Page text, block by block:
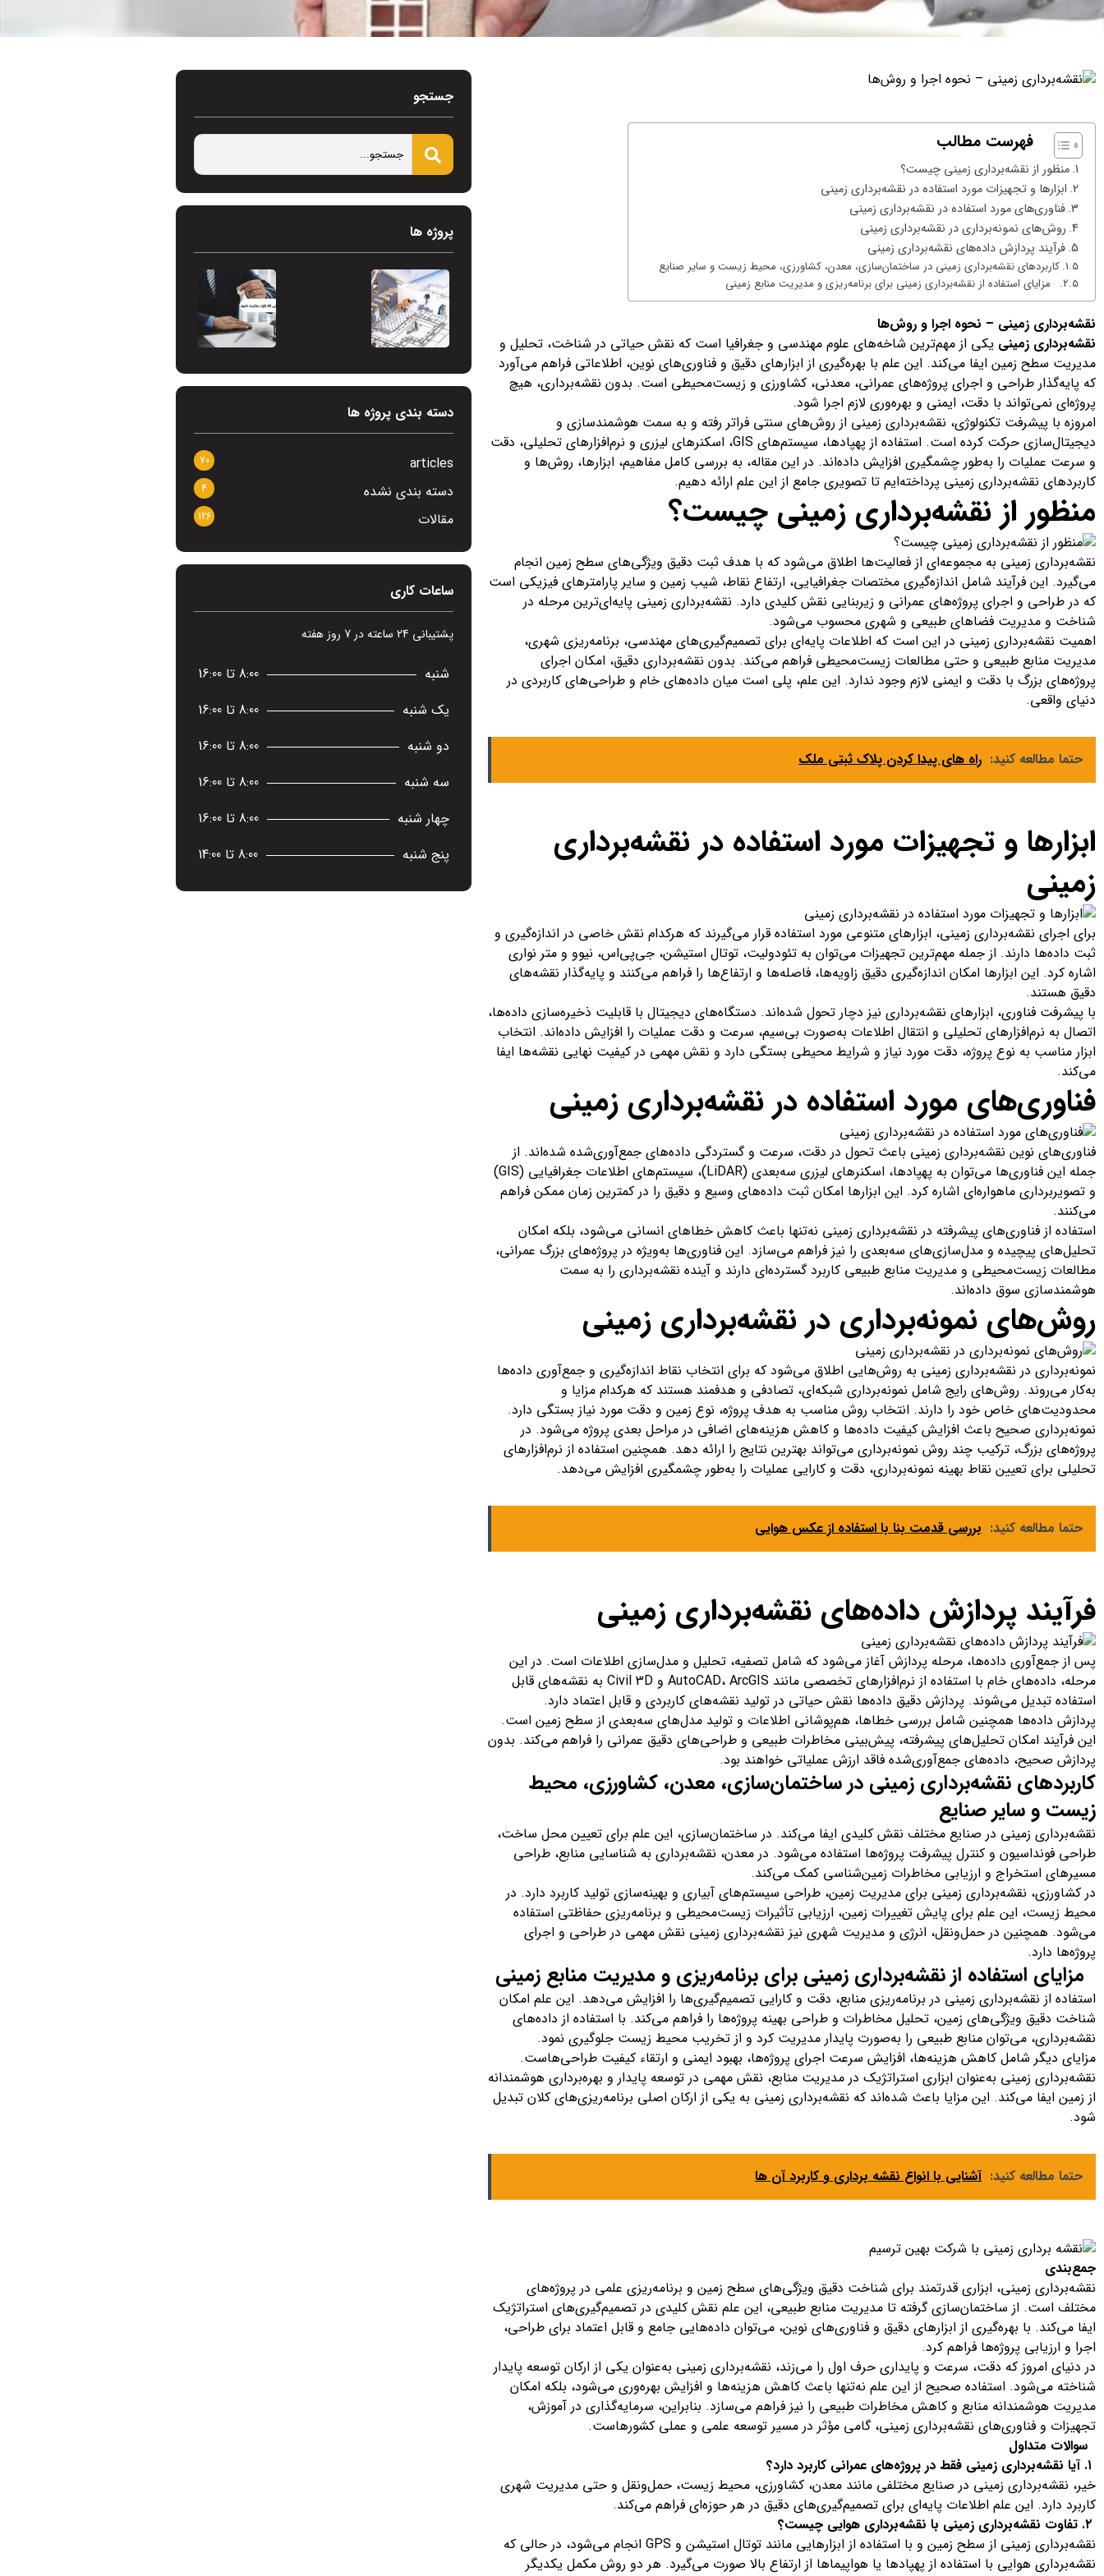
فهرست مطالب
منظور از نقشه‌برداری زمینی چیست؟
ابزارها و تجهیزات مورد استفاده در نقشه‌برداری زمینی
فناوری‌های مورد استفاده در نقشه‌برداری زمینی
روش‌های نمونه‌برداری در نقشه‌برداری زمینی
فرآیند پردازش داده‌های نقشه‌برداری زمینی
کاربردهای نقشه‌برداری زمینی در ساختمان‌سازی، معدن، کشاورزی، محیط زیست و سایر صنایع
مزایای استفاده از نقشه‌برداری زمینی برای برنامه‌ریزی و مدیریت منابع زمینی
نقشه‌برداری زمینی – نحوه اجرا و روش‌ها
نقشه‌برداری زمینی یکی از مهم‌ترین شاخه‌های علوم مهندسی و جغرافیا است که نقش حیاتی در شناخت، تحلیل و
مدیریت سطح زمین ایفا می‌کند. این علم با بهره‌گیری از ابزارهای دقیق و فناوری‌های نوین، اطلاعاتی فراهم می‌آورد
که پایه‌گذار طراحی و اجرای پروژه‌های عمرانی، معدنی، کشاورزی و زیست‌محیطی است. بدون نقشه‌برداری، هیچ
پروژه‌ای نمی‌تواند با دقت، ایمنی و بهره‌وری لازم اجرا شود.
امروزه با پیشرفت تکنولوژی، نقشه‌برداری زمینی از روش‌های سنتی فراتر رفته و به سمت هوشمندسازی و
دیجیتال‌سازی حرکت کرده است. استفاده از پهپادها، سیستم‌های GIS، اسکنرهای لیزری و نرم‌افزارهای تحلیلی، دقت
و سرعت عملیات را به‌طور چشمگیری افزایش داده‌اند. در این مقاله، به بررسی کامل مفاهیم، ابزارها، روش‌ها و
کاربردهای نقشه‌برداری زمینی پرداخته‌ایم تا تصویری جامع از این علم ارائه دهیم.
منظور از نقشه‌برداری زمینی چیست؟
نقشه‌برداری زمینی به مجموعه‌ای از فعالیت‌ها اطلاق می‌شود که با هدف ثبت دقیق ویژگی‌های سطح زمین انجام
می‌گیرد. این فرآیند شامل اندازه‌گیری مختصات جغرافیایی، ارتفاع نقاط، شیب زمین و سایر پارامترهای فیزیکی است
که در طراحی و اجرای پروژه‌های عمرانی و زیربنایی نقش کلیدی دارد. نقشه‌برداری زمینی پایه‌ای‌ترین مرحله در
شناخت و مدیریت فضاهای طبیعی و شهری محسوب می‌شود.
اهمیت نقشه‌برداری زمینی در این است که اطلاعات پایه‌ای برای تصمیم‌گیری‌های مهندسی، برنامه‌ریزی شهری،
مدیریت منابع طبیعی و حتی مطالعات زیست‌محیطی فراهم می‌کند. بدون نقشه‌برداری دقیق، امکان اجرای
پروژه‌های بزرگ با دقت و ایمنی لازم وجود ندارد. این علم، پلی است میان داده‌های خام و طراحی‌های کاربردی در
دنیای واقعی.
حتما مطالعه کنید: راه‌ های پیدا کردن پلاک ثبتی ملک
ابزارها و تجهیزات مورد استفاده در نقشه‌برداری
زمینی
برای اجرای نقشه‌برداری زمینی، ابزارهای متنوعی مورد استفاده قرار می‌گیرند که هرکدام نقش خاصی در اندازه‌گیری و
ثبت داده‌ها دارند. از جمله مهم‌ترین تجهیزات می‌توان به تئودولیت، توتال استیشن، جی‌پی‌اس، نیوو و متر نواری
اشاره کرد. این ابزارها امکان اندازه‌گیری دقیق زاویه‌ها، فاصله‌ها و ارتفاع‌ها را فراهم می‌کنند و پایه‌گذار نقشه‌های
دقیق هستند.
با پیشرفت فناوری، ابزارهای نقشه‌برداری نیز دچار تحول شده‌اند. دستگاه‌های دیجیتال با قابلیت ذخیره‌سازی داده‌ها،
اتصال به نرم‌افزارهای تحلیلی و انتقال اطلاعات به‌صورت بی‌سیم، سرعت و دقت عملیات را افزایش داده‌اند. انتخاب
ابزار مناسب به نوع پروژه، دقت مورد نیاز و شرایط محیطی بستگی دارد و نقش مهمی در کیفیت نهایی نقشه‌ها ایفا
می‌کند.
فناوری‌های مورد استفاده در نقشه‌برداری زمینی
فناوری‌های نوین نقشه‌برداری زمینی باعث تحول در دقت، سرعت و گستردگی داده‌های جمع‌آوری‌شده شده‌اند. از
جمله این فناوری‌ها می‌توان به پهپادها، اسکنرهای لیزری سه‌بعدی (LiDAR)، سیستم‌های اطلاعات جغرافیایی (GIS)
و تصویربرداری ماهواره‌ای اشاره کرد. این ابزارها امکان ثبت داده‌های وسیع و دقیق را در کمترین زمان ممکن فراهم
می‌کنند.
استفاده از فناوری‌های پیشرفته در نقشه‌برداری زمینی نه‌تنها باعث کاهش خطاهای انسانی می‌شود، بلکه امکان
تحلیل‌های پیچیده و مدل‌سازی‌های سه‌بعدی را نیز فراهم می‌سازد. این فناوری‌ها به‌ویژه در پروژه‌های بزرگ عمرانی،
مطالعات زیست‌محیطی و مدیریت منابع طبیعی کاربرد گسترده‌ای دارند و آینده نقشه‌برداری را به سمت
هوشمندسازی سوق داده‌اند.
روش‌های نمونه‌برداری در نقشه‌برداری زمینی
نمونه‌برداری در نقشه‌برداری زمینی به روش‌هایی اطلاق می‌شود که برای انتخاب نقاط اندازه‌گیری و جمع‌آوری داده‌ها
به‌کار می‌روند. روش‌های رایج شامل نمونه‌برداری شبکه‌ای، تصادفی و هدفمند هستند که هرکدام مزایا و
محدودیت‌های خاص خود را دارند. انتخاب روش مناسب به هدف پروژه، نوع زمین و دقت مورد نیاز بستگی دارد.
نمونه‌برداری صحیح باعث افزایش کیفیت داده‌ها و کاهش هزینه‌های اضافی در مراحل بعدی پروژه می‌شود. در
پروژه‌های بزرگ، ترکیب چند روش نمونه‌برداری می‌تواند بهترین نتایج را ارائه دهد. همچنین استفاده از نرم‌افزارهای
تحلیلی برای تعیین نقاط بهینه نمونه‌برداری، دقت و کارایی عملیات را به‌طور چشمگیری افزایش می‌دهد.
حتما مطالعه کنید: بررسی قدمت بنا با استفاده از عکس هوایی
فرآیند پردازش داده‌های نقشه‌برداری زمینی
پس از جمع‌آوری داده‌ها، مرحله پردازش آغاز می‌شود که شامل تصفیه، تحلیل و مدل‌سازی اطلاعات است. در این
مرحله، داده‌های خام با استفاده از نرم‌افزارهای تخصصی مانند AutoCAD، ArcGIS و Civil 3D به نقشه‌های قابل
استفاده تبدیل می‌شوند. پردازش دقیق داده‌ها نقش حیاتی در تولید نقشه‌های کاربردی و قابل اعتماد دارد.
پردازش داده‌ها همچنین شامل بررسی خطاها، هم‌پوشانی اطلاعات و تولید مدل‌های سه‌بعدی از سطح زمین است.
این فرآیند امکان تحلیل‌های پیشرفته، پیش‌بینی مخاطرات طبیعی و طراحی‌های دقیق عمرانی را فراهم می‌کند. بدون
پردازش صحیح، داده‌های جمع‌آوری‌شده فاقد ارزش عملیاتی خواهند بود.
کاربردهای نقشه‌برداری زمینی در ساختمان‌سازی، معدن، کشاورزی، محیط
زیست و سایر صنایع
نقشه‌برداری زمینی در صنایع مختلف نقش کلیدی ایفا می‌کند. در ساختمان‌سازی، این علم برای تعیین محل ساخت،
طراحی فونداسیون و کنترل پیشرفت پروژه‌ها استفاده می‌شود. در معدن، نقشه‌برداری به شناسایی منابع، طراحی
مسیرهای استخراج و ارزیابی مخاطرات زمین‌شناسی کمک می‌کند.
در کشاورزی، نقشه‌برداری زمینی برای مدیریت زمین، طراحی سیستم‌های آبیاری و بهینه‌سازی تولید کاربرد دارد. در
محیط زیست، این علم برای پایش تغییرات زمین، ارزیابی تأثیرات زیست‌محیطی و برنامه‌ریزی حفاظتی استفاده
می‌شود. همچنین در حمل‌ونقل، انرژی و مدیریت شهری نیز نقشه‌برداری زمینی نقش مهمی در طراحی و اجرای
پروژه‌ها دارد.
مزایای استفاده از نقشه‌برداری زمینی برای برنامه‌ریزی و مدیریت منابع زمینی
استفاده از نقشه‌برداری زمینی در برنامه‌ریزی منابع، دقت و کارایی تصمیم‌گیری‌ها را افزایش می‌دهد. این علم امکان
شناخت دقیق ویژگی‌های زمین، تحلیل مخاطرات و طراحی بهینه پروژه‌ها را فراهم می‌کند. با استفاده از داده‌های
نقشه‌برداری، می‌توان منابع طبیعی را به‌صورت پایدار مدیریت کرد و از تخریب محیط زیست جلوگیری نمود.
مزایای دیگر شامل کاهش هزینه‌ها، افزایش سرعت اجرای پروژه‌ها، بهبود ایمنی و ارتقاء کیفیت طراحی‌هاست.
نقشه‌برداری زمینی به‌عنوان ابزاری استراتژیک در مدیریت منابع، نقش مهمی در توسعه پایدار و بهره‌برداری هوشمندانه
از زمین ایفا می‌کند. این مزایا باعث شده‌اند که نقشه‌برداری زمینی به یکی از ارکان اصلی برنامه‌ریزی‌های کلان تبدیل
شود.
حتما مطالعه کنید: آشنایی با انواع نقشه برداری و کاربرد آن ها
جمع‌بندی
نقشه‌برداری زمینی، ابزاری قدرتمند برای شناخت دقیق ویژگی‌های سطح زمین و برنامه‌ریزی علمی در پروژه‌های
مختلف است. از ساختمان‌سازی گرفته تا مدیریت منابع طبیعی، این علم نقش کلیدی در تصمیم‌گیری‌های استراتژیک
ایفا می‌کند. با بهره‌گیری از ابزارهای دقیق و فناوری‌های نوین، می‌توان داده‌هایی جامع و قابل اعتماد برای طراحی،
اجرا و ارزیابی پروژه‌ها فراهم کرد.
در دنیای امروز که دقت، سرعت و پایداری حرف اول را می‌زند، نقشه‌برداری زمینی به‌عنوان یکی از ارکان توسعه پایدار
شناخته می‌شود. استفاده صحیح از این علم نه‌تنها باعث کاهش هزینه‌ها و افزایش بهره‌وری می‌شود، بلکه امکان
مدیریت هوشمندانه منابع و کاهش مخاطرات طبیعی را نیز فراهم می‌سازد. بنابراین، سرمایه‌گذاری در آموزش،
تجهیزات و فناوری‌های نقشه‌برداری زمینی، گامی مؤثر در مسیر توسعه علمی و عملی کشورهاست.
سوالات متداول
خیر، نقشه‌برداری زمینی در صنایع مختلفی مانند معدن، کشاورزی، محیط زیست، حمل‌ونقل و حتی مدیریت شهری
کاربرد دارد. این علم اطلاعات پایه‌ای برای تصمیم‌گیری‌های دقیق در هر حوزه‌ای فراهم می‌کند.
نقشه‌برداری زمینی از سطح زمین و با استفاده از ابزارهایی مانند توتال استیشن و GPS انجام می‌شود، در حالی که
نقشه‌برداری هوایی با استفاده از پهپادها یا هواپیماها از ارتفاع بالا صورت می‌گیرد. هر دو روش مکمل یکدیگر
جستجو
پروژه ها
دسته بندی پروژه ها
articles
70
دسته بندی نشده 4
مقالات 126
ساعات کاری
پشتیبانی 24 ساعته در 7 روز هفته
شنبه
8:00 تا 16:00
یک شنبه
8:00 تا 16:00
دو شنبه
8:00 تا 16:00
سه شنبه
8:00 تا 16:00
چهار شنبه
8:00 تا 16:00
پنج شنبه
8:00 تا 14:00